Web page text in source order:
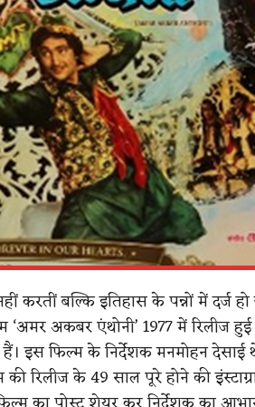
करतीं बल्कि इतिहास के पन्नों में दर्ज
‘अमर अकबर एंथोनी’ 1977 में रिलीज
इस फिल्म के निर्देशक मनमोहन देसाई
रिलीज के 49 साल पूरे होने की